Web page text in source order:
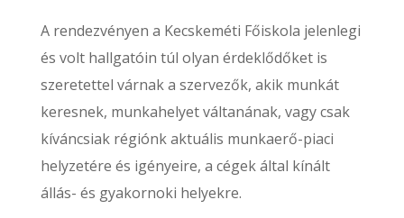
A rendezvényen a Kecskeméti Főiskola jelenlegi
és volt hallgatóin túl olyan érdeklődőket is
szeretettel várnak a szervezők, akik munkát
keresnek, munkahelyet váltanának, vagy csak
kíváncsiak régiónk aktuális munkaerő-piaci
helyzetére és igényeire, a cégek által kínált
állás- és gyakornoki helyekre.